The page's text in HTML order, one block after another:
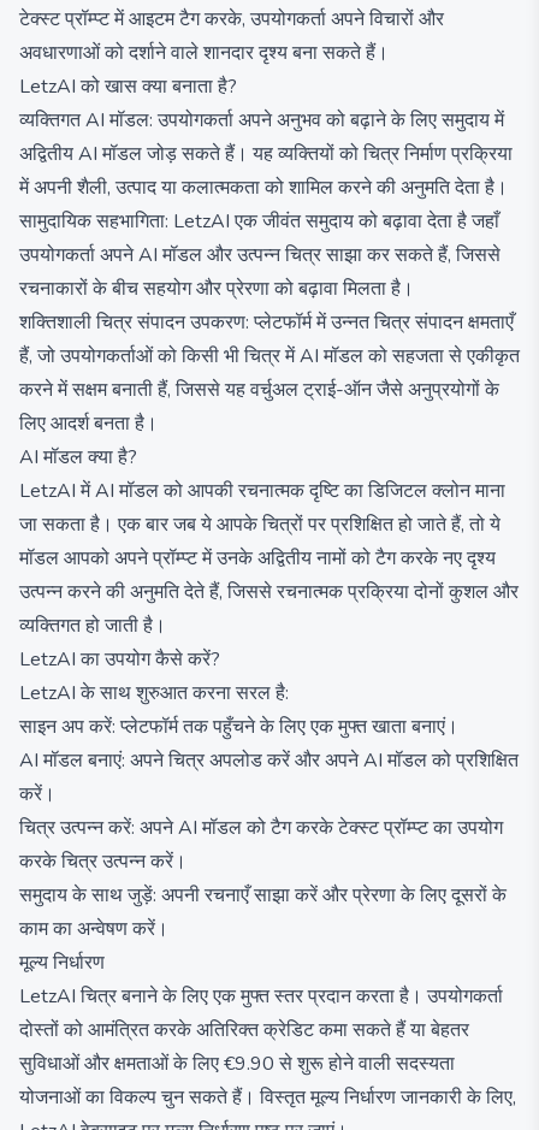
टेक्स्ट प्रॉम्प्ट में आइटम टैग करके, उपयोगकर्ता अपने विचारों और
अवधारणाओं को दर्शाने वाले शानदार दृश्य बना सकते हैं।
LetzAI को खास क्या बनाता है?
व्यक्तिगत AI मॉडल: उपयोगकर्ता अपने अनुभव को बढ़ाने के लिए समुदाय में
अद्वितीय AI मॉडल जोड़ सकते हैं। यह व्यक्तियों को चित्र निर्माण प्रक्रिया
में अपनी शैली, उत्पाद या कलात्मकता को शामिल करने की अनुमति देता है।
सामुदायिक सहभागिता: LetzAI एक जीवंत समुदाय को बढ़ावा देता है जहाँ
उपयोगकर्ता अपने AI मॉडल और उत्पन्न चित्र साझा कर सकते हैं, जिससे
रचनाकारों के बीच सहयोग और प्रेरणा को बढ़ावा मिलता है।
शक्तिशाली चित्र संपादन उपकरण: प्लेटफॉर्म में उन्नत चित्र संपादन क्षमताएँ
हैं, जो उपयोगकर्ताओं को किसी भी चित्र में AI मॉडल को सहजता से एकीकृत
करने में सक्षम बनाती हैं, जिससे यह वर्चुअल ट्राई-ऑन जैसे अनुप्रयोगों के
लिए आदर्श बनता है।
AI मॉडल क्या है?
LetzAI में AI मॉडल को आपकी रचनात्मक दृष्टि का डिजिटल क्लोन माना
जा सकता है। एक बार जब ये आपके चित्रों पर प्रशिक्षित हो जाते हैं, तो ये
मॉडल आपको अपने प्रॉम्प्ट में उनके अद्वितीय नामों को टैग करके नए दृश्य
उत्पन्न करने की अनुमति देते हैं, जिससे रचनात्मक प्रक्रिया दोनों कुशल और
व्यक्तिगत हो जाती है।
LetzAI का उपयोग कैसे करें?
LetzAI के साथ शुरुआत करना सरल है:
साइन अप करें: प्लेटफॉर्म तक पहुँचने के लिए एक मुफ्त खाता बनाएं।
AI मॉडल बनाएं: अपने चित्र अपलोड करें और अपने AI मॉडल को प्रशिक्षित
करें।
चित्र उत्पन्न करें: अपने AI मॉडल को टैग करके टेक्स्ट प्रॉम्प्ट का उपयोग
करके चित्र उत्पन्न करें।
समुदाय के साथ जुड़ें: अपनी रचनाएँ साझा करें और प्रेरणा के लिए दूसरों के
काम का अन्वेषण करें।
मूल्य निर्धारण
LetzAI चित्र बनाने के लिए एक मुफ्त स्तर प्रदान करता है। उपयोगकर्ता
दोस्तों को आमंत्रित करके अतिरिक्त क्रेडिट कमा सकते हैं या बेहतर
सुविधाओं और क्षमताओं के लिए €9.90 से शुरू होने वाली सदस्यता
योजनाओं का विकल्प चुन सकते हैं। विस्तृत मूल्य निर्धारण जानकारी के लिए,